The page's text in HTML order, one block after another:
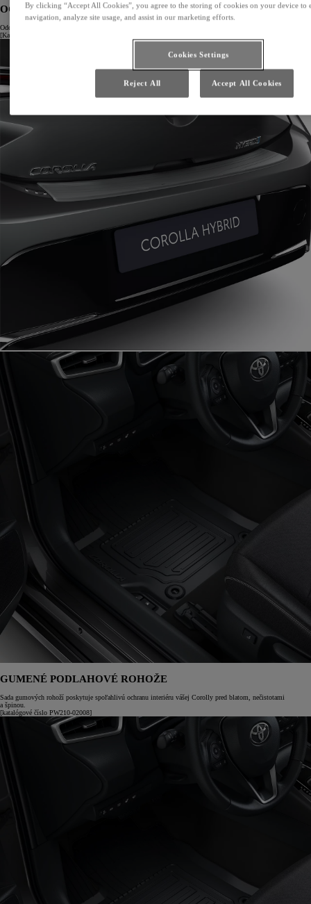
OCHRANNÁ LIŠTA PRE ZADNÝ NÁRAZNÍK
Odolná ochrana laku, ktorá sa osvedčí pri každom nakladaní a vykladaní batožiny z kufra.
[Katalógové číslo PW178-02006]
GUMENÉ PODLAHOVÉ ROHOŽE
Sada gumových rohoží poskytuje spoľahlivú ochranu interiéru vášej Corolly pred blatom, nečistotami
a špinou.
[katalógové číslo PW210-02008]
By clicking “Accept All Cookies”, you agree to the storing of cookies on your device to
navigation, analyze site usage, and assist in our marketing efforts.
Cookies Settings
Reject All Accept All Cookies